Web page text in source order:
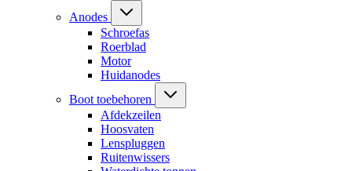
Anodes
Schroefas
Roerblad
Motor
Huidanodes
Boot toebehoren
Afdekzeilen
Hoosvaten
Lenspluggen
Ruitenwissers